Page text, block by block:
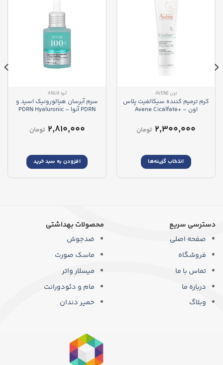
اون AVENE
کرم ترمیم کننده سیکالفیت پلاس
اون – Avene Cicalfate+
۲,۳۰۰,۰۰۰ تومان
انتخاب گزینه‌ها
آنوا ANUA
سرم آبرسان هیالورونیک اسید و
PDRN آنوا – PDRN Hyaluronic
۲,۸۱۰,۰۰۰ تومان
افزودن به سبد خرید
دسترسی سریع
صفحه اصلی
فروشگاه
تماس با ما
درباره ما
وبلاگ
محصولات بهداشتی
ضدجوش
ماسک صورت
میسلار واتر
مام و دئودورانت
خمیر دندان